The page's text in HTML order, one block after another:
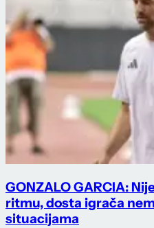
GONZALO GARCIA:
ritmu, dosta igrača
situacijama